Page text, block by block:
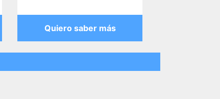
Quiero saber más